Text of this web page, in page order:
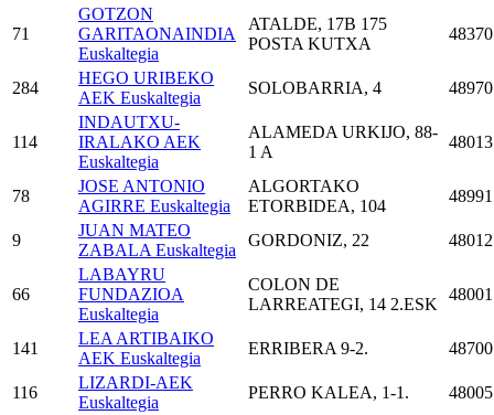
71
GOTZON
GARITAONAINDIA
Euskaltegia
ATALDE, 17B 175
POSTA KUTXA
48370
284
HEGO URIBEKO
AEK Euskaltegia
SOLOBARRIA, 4 48970
114
INDAUTXU-
IRALAKO AEK
Euskaltegia
ALAMEDA URKIJO, 88-
1 A
48013
78
JOSE ANTONIO
AGIRRE Euskaltegia
ALGORTAKO
ETORBIDEA, 104
48991
9
JUAN MATEO
ZABALA Euskaltegia
GORDONIZ, 22 48012
66
LABAYRU
FUNDAZIOA
Euskaltegia
COLON DE
LARREATEGI, 14 2.ESK
48001
141
LEA ARTIBAIKO
AEK Euskaltegia
ERRIBERA 9-2. 48700
116
LIZARDI-AEK
Euskaltegia
PERRO KALEA, 1-1. 48005